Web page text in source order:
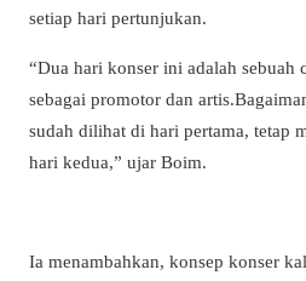
setiap hari pertunjukan.
“Dua hari konser ini adalah sebuah
sebagai promotor dan
sudah dilihat di hari pertama, tetap
hari kedua,” ujar Boim.
Ia menambahkan, konsep konser